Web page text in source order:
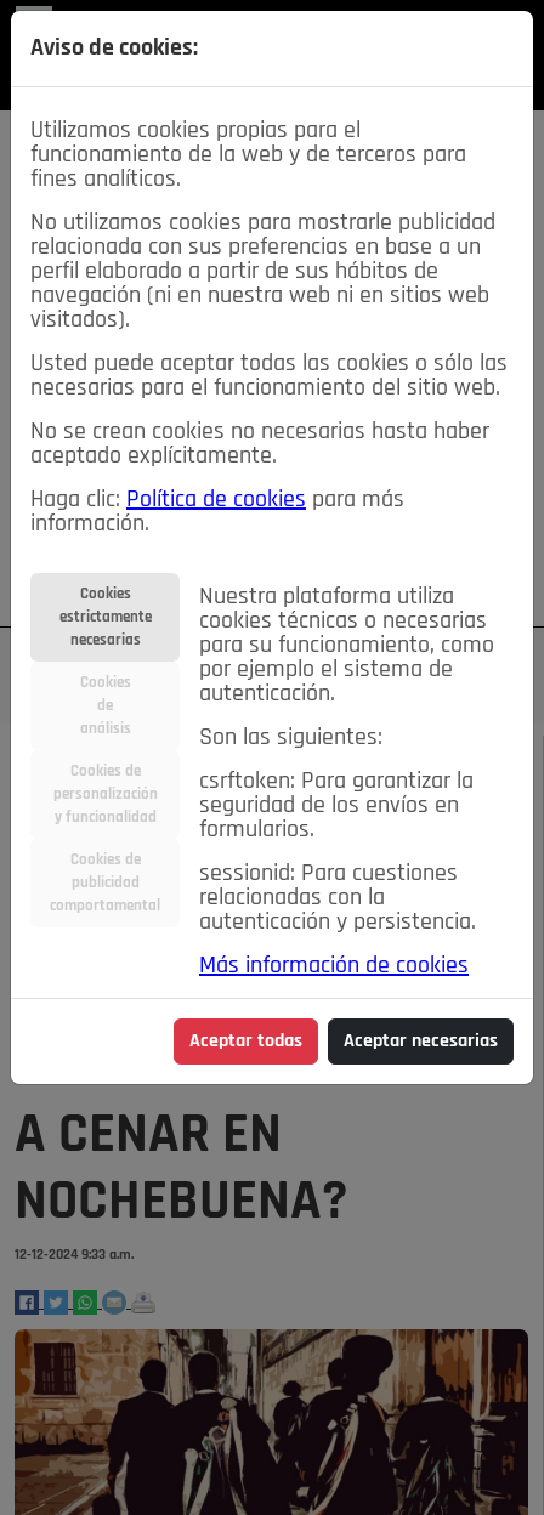
SECCIONES
descarga esta
REVISTA
≡NOTICIAS
NOTICIAS SERVICIOS DE INTERÉS
TABLÓN DE ANUNCIOS MIS ANUNCIOS CONTACTO
NOSOTROS
Su cuenta Regístrese ¿Olvidó su contraseña?
DICIEMBRE DE 2024
Escucha el audio de este artículo:
¿INVITARÍA A UN TUNO A CENAR EN NOCHEBUENA?
¿INVITARÍA A UN TUNO
A CENAR EN
NOCHEBUENA?
12-12-2024 9:33 a.m.
Aviso de cookies:
Utilizamos cookies propias para el
funcionamiento de la web y de terceros para
fines analíticos.
No utilizamos cookies para mostrarle publicidad
relacionada con sus preferencias en base a un
perfil elaborado a partir de sus hábitos de
navegación (ni en nuestra web ni en sitios web
visitados).
Usted puede aceptar todas las cookies o sólo las
necesarias para el funcionamiento del sitio web.
No se crean cookies no necesarias hasta haber
aceptado explícitamente.
Haga clic: Política de cookies para más
información.
Cookies
estrictamente
necesarias
Cookies
de
análisis
Cookies de
personalización
y funcionalidad
Cookies de
publicidad
comportamental
Nuestra plataforma utiliza
cookies técnicas o necesarias
para su funcionamiento, como
por ejemplo el sistema de
autenticación.
Son las siguientes:
csrftoken: Para garantizar la
seguridad de los envíos en
formularios.
sessionid: Para cuestiones
relacionadas con la
autenticación y persistencia.
Más información de cookies
Aceptar todas Aceptar necesarias